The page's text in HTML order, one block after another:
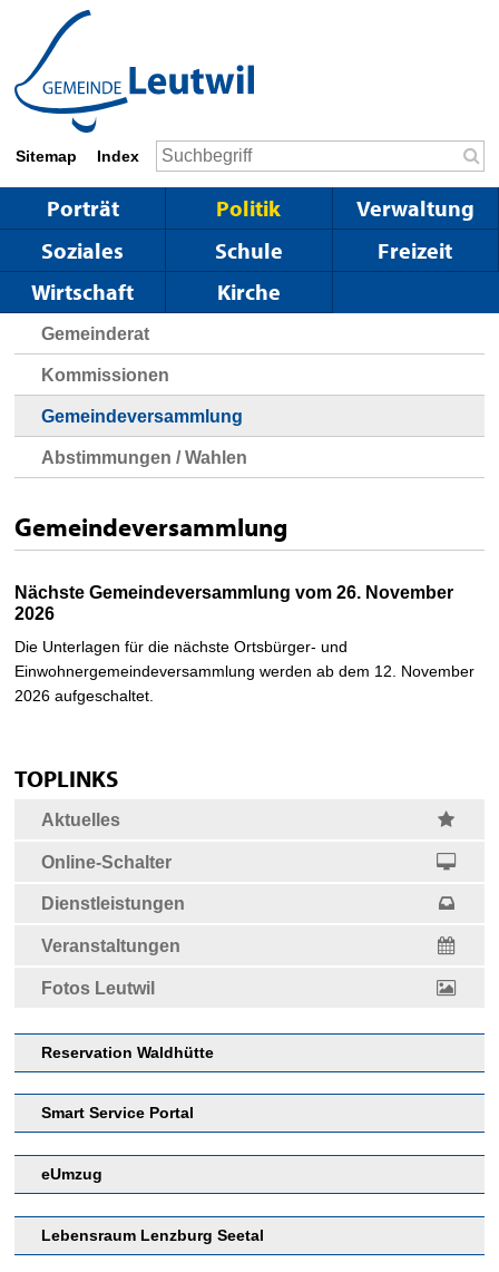
Navigieren in Leutwil
Schnellnavigation
Sitemap Index Suchbegriff
Hauptnavigation
Porträt Politik
Verwaltung
Soziales
Schule
Freizeit
Wirtschaft
Kirche
Gemeinderat
Kommissionen
Gemeindeversammlung
Abstimmungen / Wahlen
Gemeindeversammlung
Nächste Gemeindeversammlung vom 26. November
2026
Die Unterlagen für die nächste Ortsbürger- und
Einwohnergemeindeversammlung werden ab dem 12. November
2026 aufgeschaltet.
zum Seitananfang
Seite drucken
Sidebar
TOPLINKS
Aktuelles
Online-Schalter
Dienstleistungen
Veranstaltungen
Fotos Leutwil
Reservation Waldhütte
Smart Service Portal
eUmzug
Lebensraum Lenzburg Seetal